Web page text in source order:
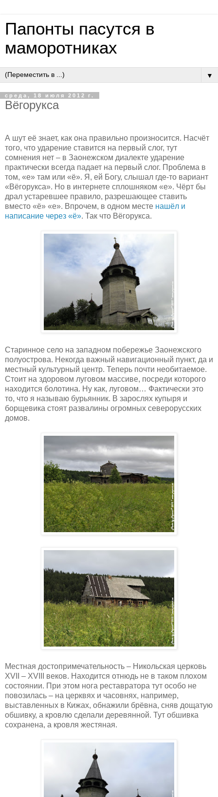
Папонты пасутся в
маморотниках
▼
среда, 18 июля 2012 г.
Вёгорукса
А шут её знает, как она правильно произносится. Насчёт
того, что ударение ставится на первый слог, тут
сомнения нет – в Заонежском диалекте ударение
практически всегда падает на первый слог. Проблема в
том, «е» там или «ё». Я, ей Богу, слышал где-то вариант
«Вёгорукса». Но в интернете сплошняком «е». Чёрт бы
драл устаревшее правило, разрешающее ставить
вместо «ё» «е». Впрочем, в одном месте нашёл и
написание через «ё». Так что Вёгорукса.
Старинное село на западном побережье Заонежского
полуострова. Некогда важный навигационный пункт, да и
местный культурный центр. Теперь почти необитаемое.
Стоит на здоровом луговом массиве, посреди которого
находится болотина. Ну как, луговом… Фактически это
то, что я называю бурьянник. В зарослях купыря и
борщевика стоят развалины огромных северорусских
домов.
Местная достопримечательность – Никольская церковь
XVII – XVIII веков. Находится отнюдь не в таком плохом
состоянии. При этом нога реставратора тут особо не
повозилась – на церквях и часовнях, например,
выставленных в Кижах, обнажили брёвна, сняв дощатую
обшивку, а кровлю сделали деревянной. Тут обшивка
сохранена, а кровля жестяная.